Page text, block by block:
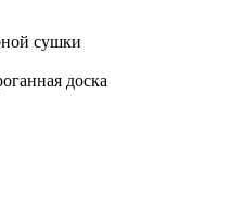
сушки
доска